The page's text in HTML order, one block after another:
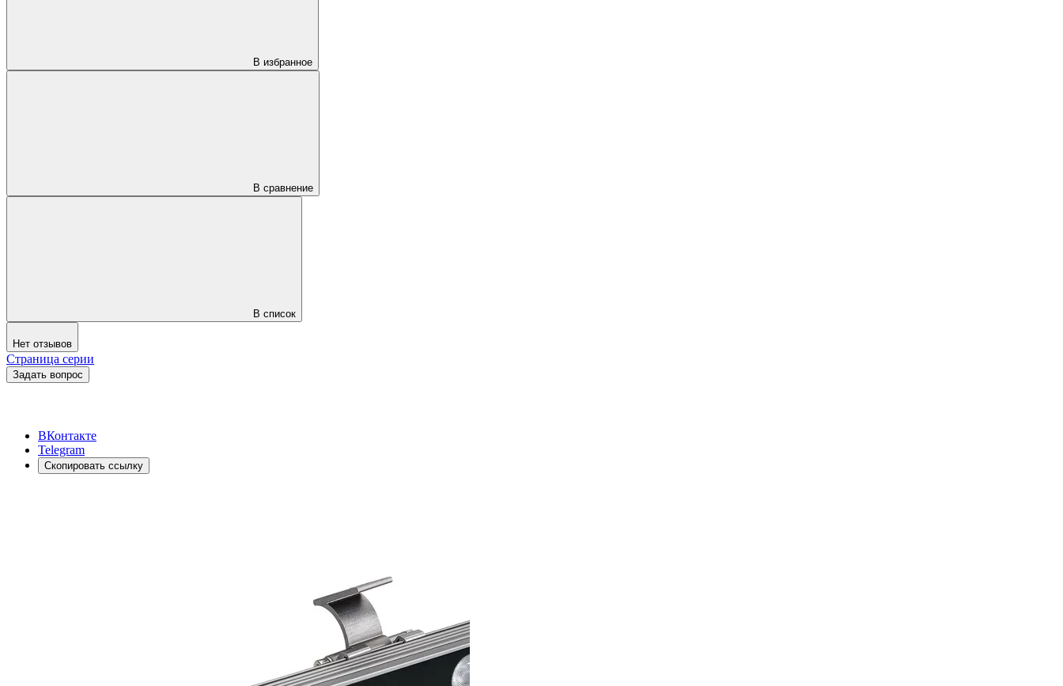
В избранное
В сравнение
В список
Нет отзывов
Страница серии
Задать вопрос
ВКонтакте
Telegram
Скопировать ссылку